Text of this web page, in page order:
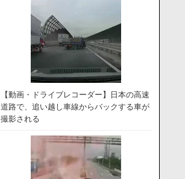
【動画・ドライブレコーダー】日本の高速
道路で、追い越し車線からバックする車が
撮影される